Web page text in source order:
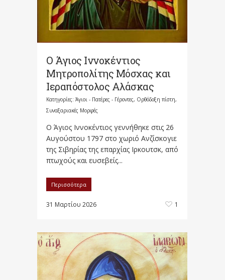
Ο Άγιος Ιννοκέντιος
Μητροπολίτης Μόσχας και
Ιεραπόστολος Αλάσκας
Κατηγορίες: Άγιοι - Πατέρες - Γέροντες, Ορθόδοξη πίστη,
Συναξαριακές Μορφές
Ο Άγιος Ιννοκέντιος γεννήθηκε στις 26
Αυγούστου 1797 στο χωριό Ανζίσκογιε
της Σιβηρίας της επαρχίας Ιρκουτσκ, από
πτωχούς και ευσεβείς...
Περισσότερα
31 Μαρτίου 2026 1